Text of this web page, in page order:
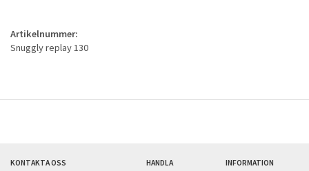
Artikelnummer:
Snuggly replay 130
KONTAKTA OSS HANDLA INFORMATION